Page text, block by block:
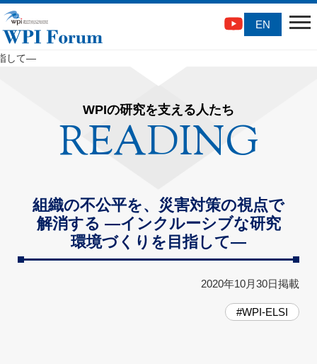
EN
して―
WPIの研究を支える人たち
READING
組織の不公平を、災害対策の視点で
解消する ―インクルーシブな研究
環境づくりを目指して―
2020年10月30日掲載
#WPI-ELSI